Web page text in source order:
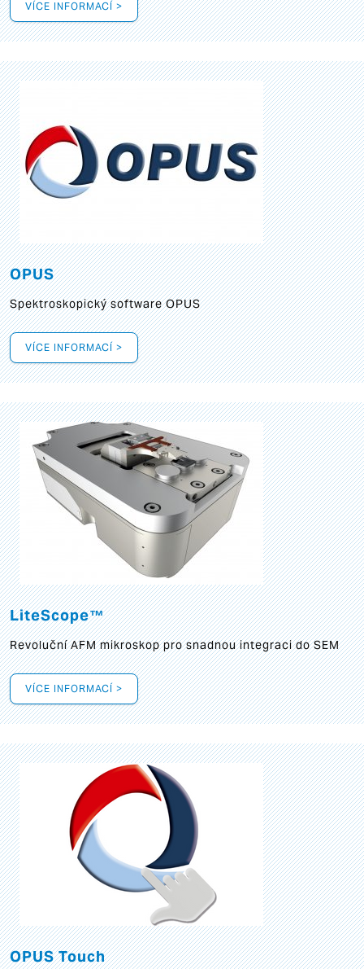
VÍCE INFORMACÍ >
OPUS
Spektroskopický software OPUS
VÍCE INFORMACÍ >
LiteScope™
Revoluční AFM mikroskop pro snadnou integraci do SEM
VÍCE INFORMACÍ >
OPUS Touch